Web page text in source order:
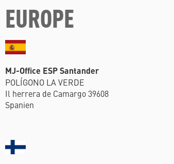
EUROPE
MJ-Office ESP Santander
POLÍGONO LA VERDE
Il herrera de Camargo 39608
Spanien